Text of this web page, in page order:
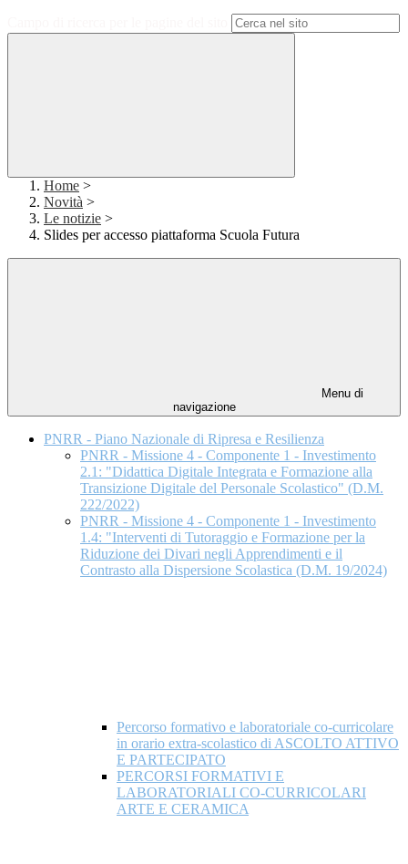
Home >
Novità >
Le notizie >
Slides per accesso piattaforma Scuola Futura
Menu di
navigazione
PNRR - Piano Nazionale di Ripresa e Resilienza
PNRR - Missione 4 - Componente 1 - Investimento
2.1: "Didattica Digitale Integrata e Formazione alla
Transizione Digitale del Personale Scolastico" (D.M.
222/2022)
PNRR - Missione 4 - Componente 1 - Investimento
1.4: "Interventi di Tutoraggio e Formazione per la
Riduzione dei Divari negli Apprendimenti e il
Contrasto alla Dispersione Scolastica (D.M. 19/2024)
Percorso formativo e laboratoriale co-curricolare
in orario extra-scolastico di ASCOLTO ATTIVO
E PARTECIPATO
PERCORSI FORMATIVI E
LABORATORIALI CO-CURRICOLARI
ARTE E CERAMICA